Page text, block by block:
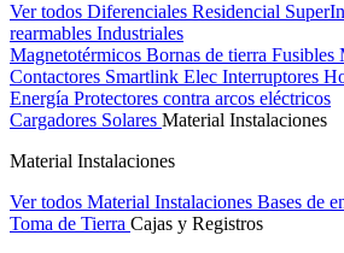
Ver todos Diferenciales Residencial
rearmables Industriales
Magnetotérmicos Bornas de tierra Fusibles
Contactores Smartlink Elec Interruptores
Energía Protectores contra arcos eléctricos
Cargadores Solares Material Instalaciones
Material Instalaciones
Ver todos Material Instalaciones Bases de
Toma de Tierra Cajas y Registros